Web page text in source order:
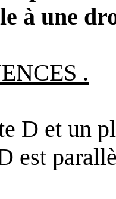
à une
.
D et un
est